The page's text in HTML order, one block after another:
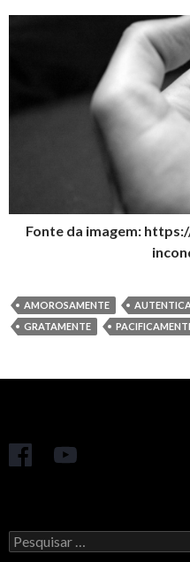
Fonte da imagem:
AMOROSAMENTE
GRATAMENTE
Pesquisar
por: